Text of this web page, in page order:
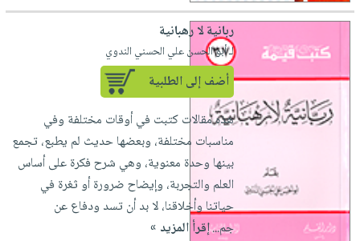
ربانية لا رهبانية
لـ أبو الحسن علي الحسني الندوي
أضف إلى الطلبية
هذه مقالات كتبت في أوقات مختلفة وفي
مناسبات مختلفة، وبعضها حديث لم يطبع، تجمع
بينها وحدة معنوية، وهي شرح فكرة على أساس
العلم والتجربة، وإيضاح ضرورة أو ثغرة في
حياتنا وأخلاقنا، لا بد أن تسد ودفاع عن
جم...إقرأ المزيد »